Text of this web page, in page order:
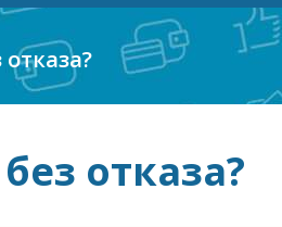
отказа?